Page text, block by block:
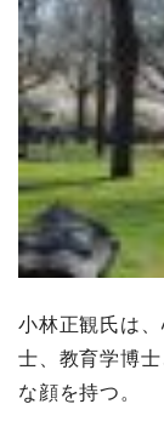
小林正観氏は
士、教育学博
な顔を持つ。